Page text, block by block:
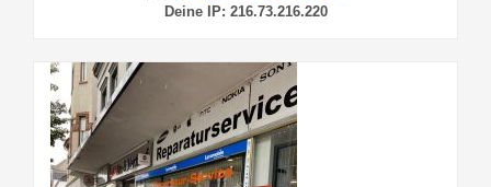
Deine IP: 216.73.216.220